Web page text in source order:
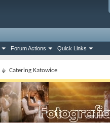
Forum Actions Quick Links
Catering Katowice